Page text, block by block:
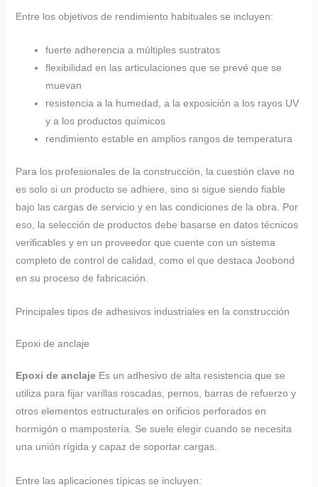
Entre los objetivos de rendimiento habituales se incluyen:
fuerte adherencia a múltiples sustratos
flexibilidad en las articulaciones que se prevé que se
muevan
resistencia a la humedad, a la exposición a los rayos UV
y a los productos químicos
rendimiento estable en amplios rangos de temperatura
Para los profesionales de la construcción, la cuestión clave no
es solo si un producto se adhiere, sino si sigue siendo fiable
bajo las cargas de servicio y en las condiciones de la obra. Por
eso, la selección de productos debe basarse en datos técnicos
verificables y en un proveedor que cuente con un sistema
completo de control de calidad, como el que destaca Joobond
en su proceso de fabricación.
Principales tipos de adhesivos industriales en la construcción
Epoxi de anclaje
Epoxi de anclajeEs un adhesivo de alta resistencia que se
utiliza para fijar varillas roscadas, pernos, barras de refuerzo y
otros elementos estructurales en orificios perforados en
hormigón o mampostería. Se suele elegir cuando se necesita
una unión rígida y capaz de soportar cargas.
Entre las aplicaciones típicas se incluyen: